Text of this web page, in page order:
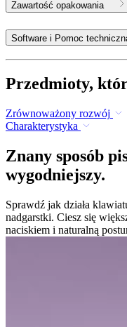
Zawartość opakowania
Software i Pomoc
Przedmioty,
Zrównoważony rozwój
Charakterystyka
Znany sposób
wygodniejszy.
Sprawdź jak działa
nadgarstki. Ciesz się
naciskiem i naturalną